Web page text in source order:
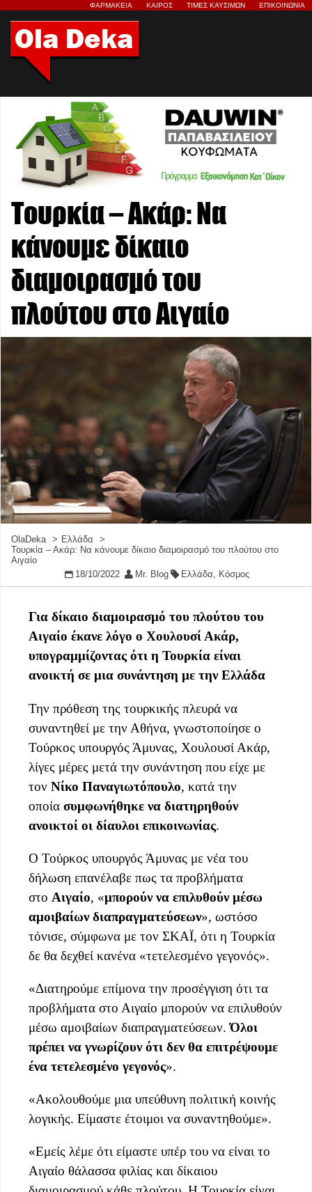
ΦΑΡΜΑΚΕΙΑ ΚΑΙΡΟΣ ΤΙΜΕΣ ΚΑΥΣΙΜΩΝ ΕΠΙΚΟΙΝΩΝΙΑ
Τουρκία – Ακάρ: Να
κάνουμε δίκαιο
διαμοιρασμό του
πλούτου στο Αιγαίο
OlaDeka
Ελλάδα
Τουρκία – Ακάρ: Να κάνουμε δίκαιο διαμοιρασμό του πλούτου στο
Αιγαίο
18/10/2022
Mr. Blog Ελλάδα, Κόσμος
Για δίκαιο διαμοιρασμό του πλούτου του
Αιγαίο έκανε λόγο ο Χουλουσί Ακάρ,
υπογραμμίζοντας ότι η Τουρκία είναι
ανοικτή σε μια συνάντηση με την Ελλάδα
Την πρόθεση της τουρκικής πλευρά να
συναντηθεί με την Αθήνα, γνωστοποίησε ο
Τούρκος υπουργός Άμυνας, Χουλουσί Ακάρ,
λίγες μέρες μετά την συνάντηση που είχε με
τον Νίκο Παναγιωτόπουλο, κατά την
οποία συμφωνήθηκε να διατηρηθούν
ανοικτοί οι δίαυλοι επικοινωνίας.
Ο Τούρκος υπουργός Άμυνας με νέα του
δήλωση επανέλαβε πως τα προβλήματα
στο Αιγαίο, «μπορούν να επιλυθούν μέσω
αμοιβαίων διαπραγματεύσεων», ωστόσο
τόνισε, σύμφωνα με τον ΣΚΑΪ, ότι η Τουρκία
δε θα δεχθεί κανένα «τετελεσμένο γεγονός».
«Διατηρούμε επίμονα την προσέγγιση ότι τα
προβλήματα στο Αιγαίο μπορούν να επιλυθούν
μέσω αμοιβαίων διαπραγματεύσεων.Όλοι
πρέπει να γνωρίζουν ότι δεν θα επιτρέψουμε
ένα τετελεσμένο γεγονός».
«Ακολουθούμε μια υπεύθυνη πολιτική κοινής
λογικής. Είμαστε έτοιμοι να συναντηθούμε».
«Εμείς λέμε ότι είμαστε υπέρ του να είναι το
Αιγαίο θάλασσα φιλίας και δίκαιου